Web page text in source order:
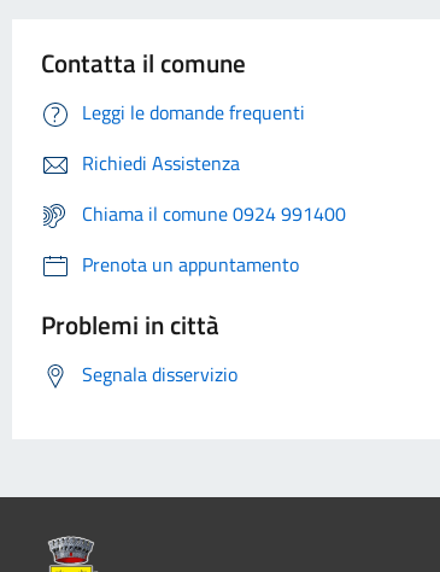
Contatta il comune
Leggi le domande frequenti
Richiedi Assistenza
Chiama il comune 0924 991400
Prenota un appuntamento
Problemi in città
Segnala disservizio